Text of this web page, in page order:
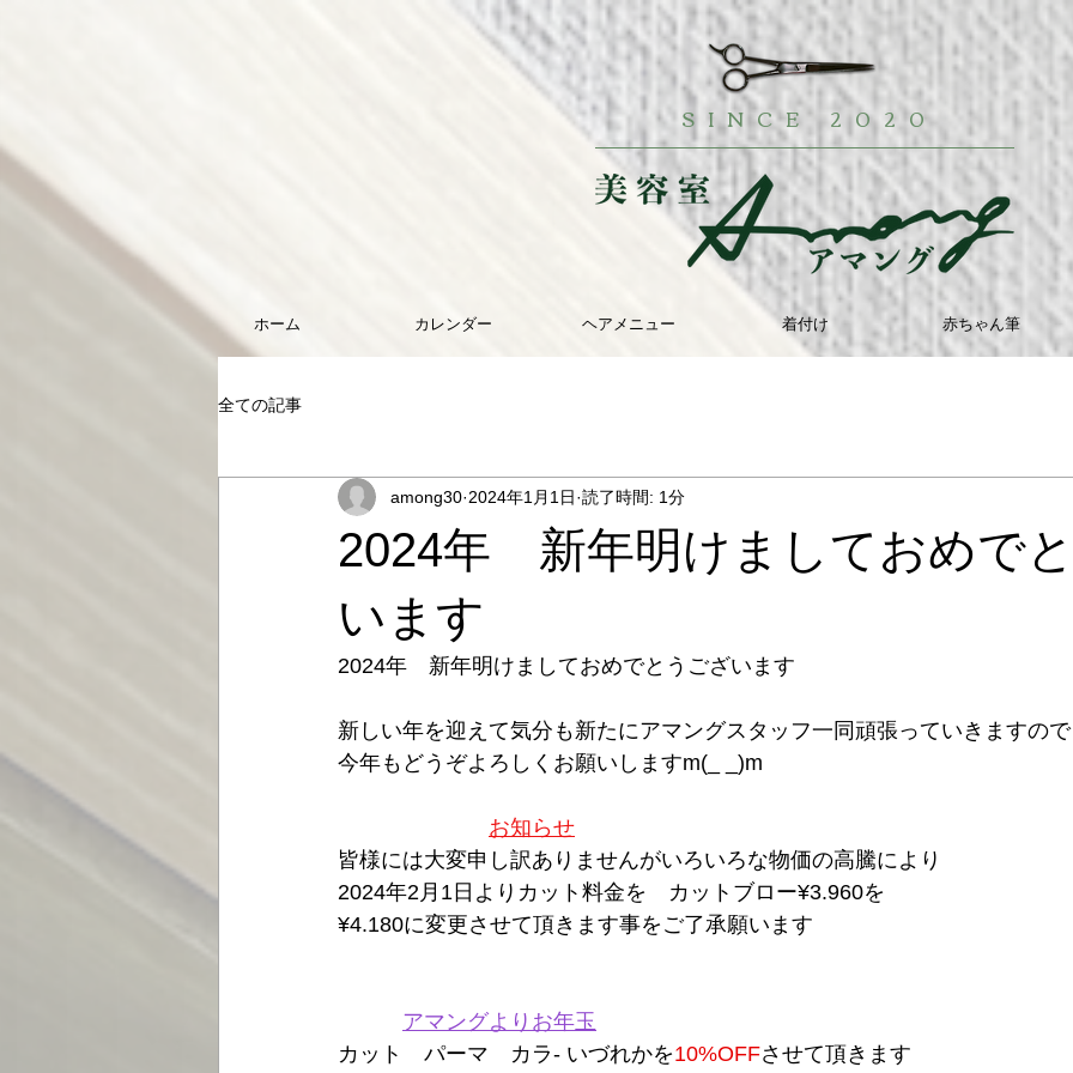
SINCE 2020
ホーム カレンダー ヘアメニュー 着付け 赤ちゃん筆
全ての記事
2024年 新年明けましておめで
います
among30 2024年1月1日 読了時間: 1分
2024年　新年明けましておめでとうございます
新しい年を迎えて気分も新たにアマングスタッフ一同頑張っていきますので
今年もどうぞよろしくお願いしますm(_ _)m
お知らせ
皆様には大変申し訳ありませんがいろいろな物価の高騰により
2024年2月1日よりカット料金を　カットブロー¥3.960を
¥4.180に変更させて頂きます事をご了承願います
アマングよりお年玉
カット　パーマ　カラ- いづれかを10%OFFさせて頂きます